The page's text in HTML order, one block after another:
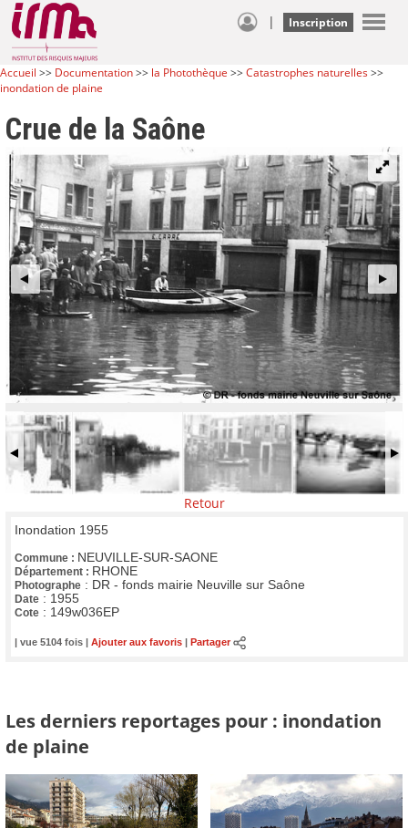
| Inscription
Accueil >> Documentation>> la Photothèque >>Catastrophes naturelles>>
inondation de plaine
Crue de la Saône
Retour
Inondation 1955
Commune : NEUVILLE-SUR-SAONE
Département : RHONE
Photographe : DR - fonds mairie Neuville sur Saône
Date : 1955
Cote : 149w036EP
| vue 5104 fois | Ajouter aux favoris Partager
Les derniers reportages pour : inondation
de plaine